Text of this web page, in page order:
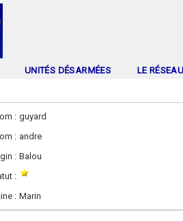
UNITÉS DÉSARMÉES LE RÉSEAU
: guyard
: andre
: Balou
:
: Marin